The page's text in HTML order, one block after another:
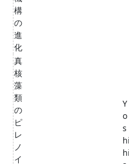
構
の
進
化
真
核
藻
類
の
ピ
レ
ノ
イ
Y
o
s